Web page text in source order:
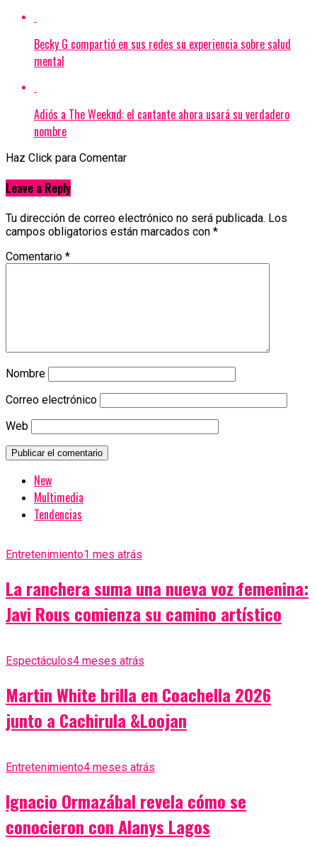
Becky G compartió en sus redes su experiencia sobre salud
mental
Adiós a The Weeknd: el cantante ahora usará su verdadero
nombre
Haz Click para Comentar
Leave a Reply
Tu dirección de correo electrónico no será publicada. Los
campos obligatorios están marcados con *
Comentario *
Nombre
Correo electrónico
Web
New
Multimedia
Tendencias
Entretenimiento1 mes atrás
La ranchera suma una nueva voz femenina:
Javi Rous comienza su camino artístico
Espectáculos4 meses atrás
Martin White brilla en Coachella 2026
junto a Cachirula &Loojan
Entretenimiento4 meses atrás
Ignacio Ormazábal revela cómo se
conocieron con Alanys Lagos